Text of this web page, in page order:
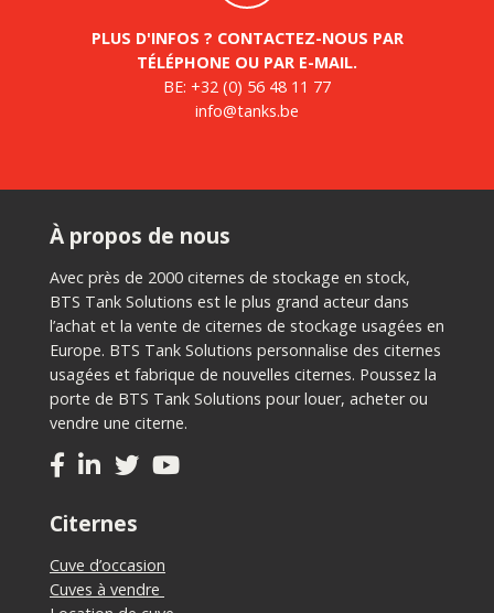
PLUS D'INFOS ? CONTACTEZ-NOUS PAR
TÉLÉPHONE OU PAR E-MAIL.
BE: +32 (0) 56 48 11 77
info@tanks.be
À propos de nous
Avec près de 2000 citernes de stockage en stock,
BTS Tank Solutions est le plus grand acteur dans
l’achat et la vente de citernes de stockage usagées en
Europe. BTS Tank Solutions personnalise des citernes
usagées et fabrique de nouvelles citernes. Poussez la
porte de BTS Tank Solutions pour louer, acheter ou
vendre une citerne.
Citernes
Cuve d’occasion
Cuves à vendre